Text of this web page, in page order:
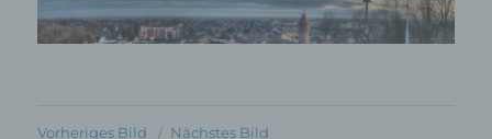
Vorheriges Bild Nächstes Bild